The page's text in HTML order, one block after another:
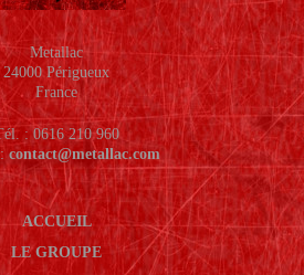
Metallac
24000 Périgueux
France
: 0616 210 960
:contact@metallac.com
ACCUEIL
LE GROUPE